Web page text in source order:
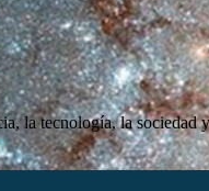
la tecnología, la sociedad